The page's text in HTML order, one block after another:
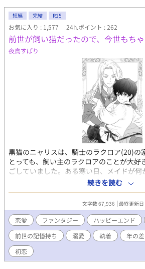
短編 完結 R15
お気に入り : 1,577 24h.ポイント : 262
前世が飼い猫だったので、今世もち
夜鳥すぱり
黒猫のニャリスは、騎士のラクロア(20)の
とっても、飼い主のラクロアのことが大好
ごしていました。ある寒い日、メイドが何
ロアが飲むワインへ入れています。ニャリ
ないように訴えるが…… ◆いつもハート、
がとうございます。冒頭暗いのに耐えて
ございました。いつもながら感謝です。
が、表紙絵描いて下さりました。可愛いニ
ラクロア様。 ◆これもいつか続きを書きた
っとだけ続きを書いたのだけど、また直し
続きを読む
文字数 67,936 最終更新
恋愛 ファンタジー ハッピーエンド
前世の記憶持ち
溺愛 執着 年の差
初恋